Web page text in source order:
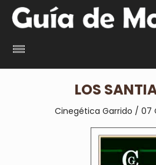
LOS
Cinegética Garrido / 07